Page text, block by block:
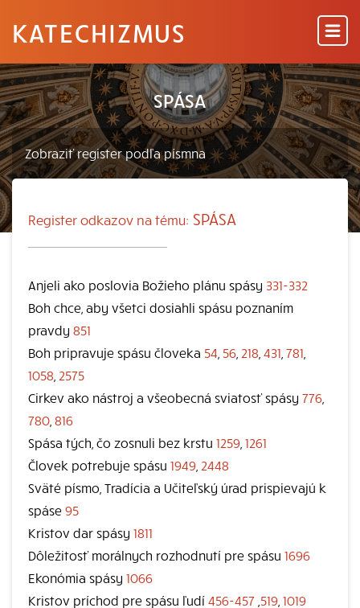
KATECHIZMUS
SPÁSA
Register odkazov na tému: SPÁSA
Anjeli ako poslovia Božieho plánu spásy 331-332
Boh chce, aby všetci dosiahli spásu poznaním
pravdy 851
Boh pripravuje spásu človeka 54 56 218 431 781
1058 2575
Cirkev ako nástroj a všeobecná sviatosť spásy 776
780 816
Spása tých, čo zosnuli bez krstu 1259 1261
Človek potrebuje spásu 1949 2448
Sväté písmo, Tradícia a Učiteľský úrad prispievajú k
spáse 95
Kristov dar spásy 1811
Dôležitosť morálnych rozhodnutí pre spásu 1696
Ekonómia spásy 1066
Kristov príchod pre spásu ľudí 456-457 519 1019